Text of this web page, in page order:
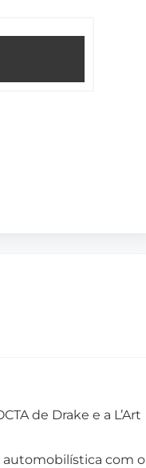
de Drake e a L’Art
automobilística com o